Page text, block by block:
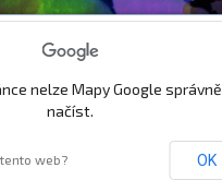
zahrada Troja
nelze Mapy Google správně
načíst.
web? OK